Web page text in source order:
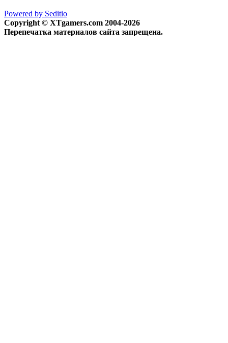
Powered by Seditio
Copyright © XTgamers.com 2004-2026
Перепечатка материалов сайта запрещена.